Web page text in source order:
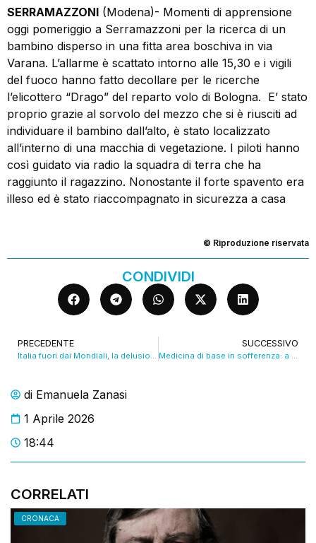
di Emanuela Zanasi
1 Aprile 2026
18:44
CORRELATI
CRONACA
SERRAMAZZONI (Modena)- Momenti di apprensione
oggi pomeriggio a Serramazzoni per la ricerca di un
bambino disperso in una fitta area boschiva in via
Varana. L’allarme è scattato intorno alle 15,30 e i vigili
del fuoco hanno fatto decollare per le ricerche
l’elicottero “Drago” del reparto volo di Bologna. E’ stato
proprio grazie al sorvolo del mezzo che si è riusciti ad
individuare il bambino dall’alto, è stato localizzato
all’interno di una macchia di vegetazione. I piloti hanno
così guidato via radio la squadra di terra che ha
raggiunto il ragazzino. Nonostante il forte spavento era
illeso ed è stato riaccompagnato in sicurezza a casa
© Riproduzione riservata
CONDIVIDI
PRECEDENTE SUCCESSIVO